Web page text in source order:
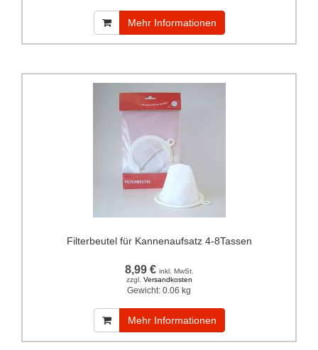
Mehr Informationen
Filterbeutel für Kannenaufsatz 4-8Tassen
8,99 € inkl. MwSt.
zzgl. Versandkosten
Gewicht: 0.06 kg
Mehr Informationen